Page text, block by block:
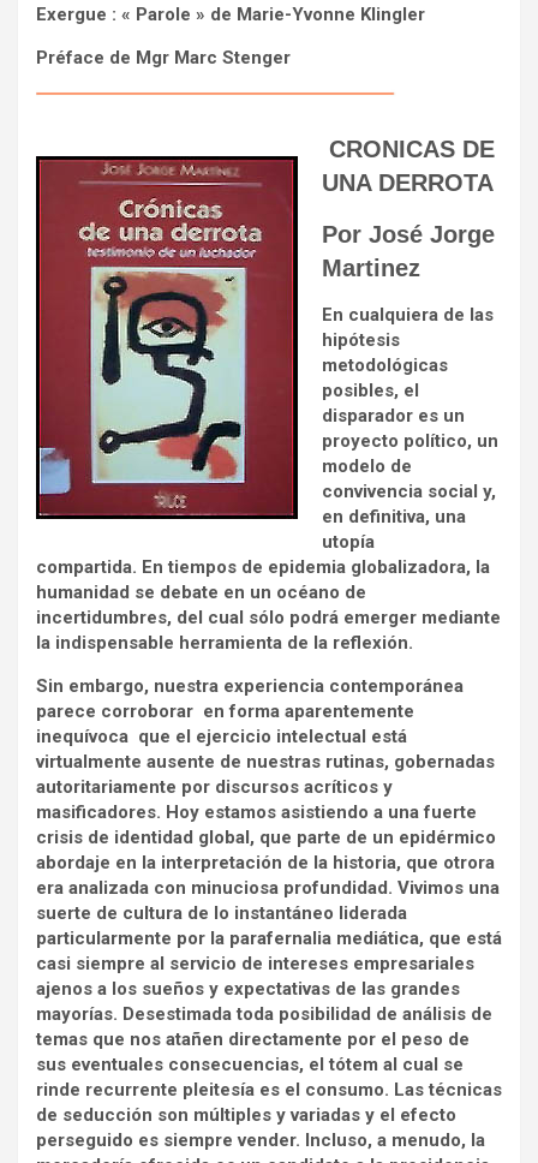
Exergue : « Parole » de Marie-Yvonne Klingler
Préface de Mgr Marc Stenger
CRONICAS DE
UNA DERROTA
Por José Jorge
Martinez
En cualquiera de las
hipótesis
metodológicas
posibles, el
disparador es un
proyecto político, un
modelo de
convivencia social y,
en definitiva, una
utopía
compartida. En tiempos de epidemia globalizadora, la
humanidad se debate en un océano de
incertidumbres, del cual sólo podrá emerger mediante
la indispensable herramienta de la reflexión.
Sin embargo, nuestra experiencia contemporánea
parece corroborar en forma aparentemente
inequívoca que el ejercicio intelectual está
virtualmente ausente de nuestras rutinas, gobernadas
autoritariamente por discursos acríticos y
masificadores. Hoy estamos asistiendo a una fuerte
crisis de identidad global, que parte de un epidérmico
abordaje en la interpretación de la historia, que otrora
era analizada con minuciosa profundidad. Vivimos una
suerte de cultura de lo instantáneo liderada
particularmente por la parafernalia mediática, que está
casi siempre al servicio de intereses empresariales
ajenos a los sueños y expectativas de las grandes
mayorías. Desestimada toda posibilidad de análisis de
temas que nos atañen directamente por el peso de
sus eventuales consecuencias, el tótem al cual se
rinde recurrente pleitesía es el consumo. Las técnicas
de seducción son múltiples y variadas y el efecto
perseguido es siempre vender. Incluso, a menudo, la